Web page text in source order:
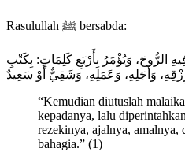
Rasulullah ﷺ bersabda:
الرُّوحَ، وَيُؤْمَرُ بِأَرْبَعِ كَلِمَاتٍ: بِكَتْبِ
وَأَجَلِهِ، وَعَمَلِهِ، وَشَقِيٌّ أَوْ سَعِيدٌ
“Kemudian diutuslah
kepadanya, lalu
rezekinya, ajalnya, amalnya,
bahagia.” (1)